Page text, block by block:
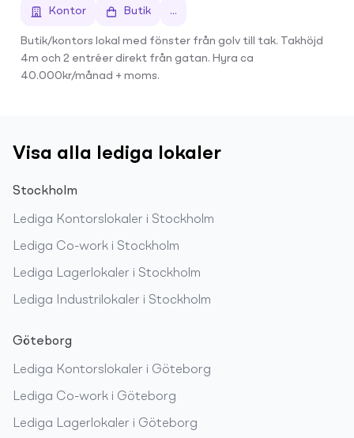
Kontor Butik ...
Butik/kontors lokal med fönster från golv till tak. Takhöjd
4m och 2 entréer direkt från gatan. Hyra ca
40.000kr/månad + moms.
Visa alla lediga lokaler
Stockholm
Lediga Kontorslokaler i Stockholm
Lediga Co-work i Stockholm
Lediga Lagerlokaler i Stockholm
Lediga Industrilokaler i Stockholm
Göteborg
Lediga Kontorslokaler i Göteborg
Lediga Co-work i Göteborg
Lediga Lagerlokaler i Göteborg